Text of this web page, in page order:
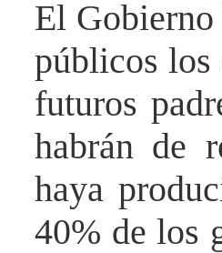
El Gobierno
públicos los
futuros
habrán de
haya
40% de los